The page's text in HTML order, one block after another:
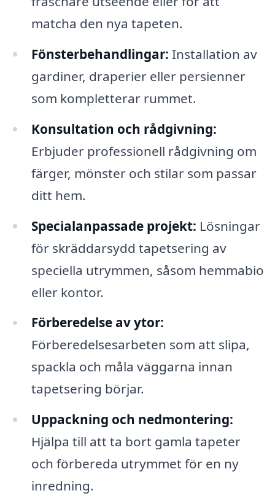
matcha den nya tapeten.
Fönsterbehandlingar: Installation av
gardiner, draperier eller persienner
som kompletterar rummet.
Konsultation och rådgivning:
Erbjuder professionell rådgivning om
färger, mönster och stilar som passar
ditt hem.
Specialanpassade projekt: Lösningar
för skräddarsydd tapetsering av
speciella utrymmen, såsom hemmabio
eller kontor.
Förberedelse av ytor:
Förberedelsesarbeten som att slipa,
spackla och måla väggarna innan
tapetsering börjar.
Uppackning och nedmontering:
Hjälpa till att ta bort gamla tapeter
och förbereda utrymmet för en ny
inredning.